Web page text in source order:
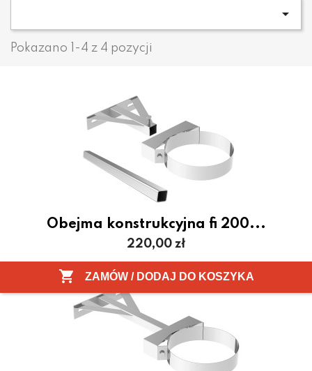

Pokazano 1-4 z 4 pozycji
Obejma konstrukcyjna fi 200...
Cena
220,00 zł
 ZAMÓW / DODAJ DO KOSZYKA